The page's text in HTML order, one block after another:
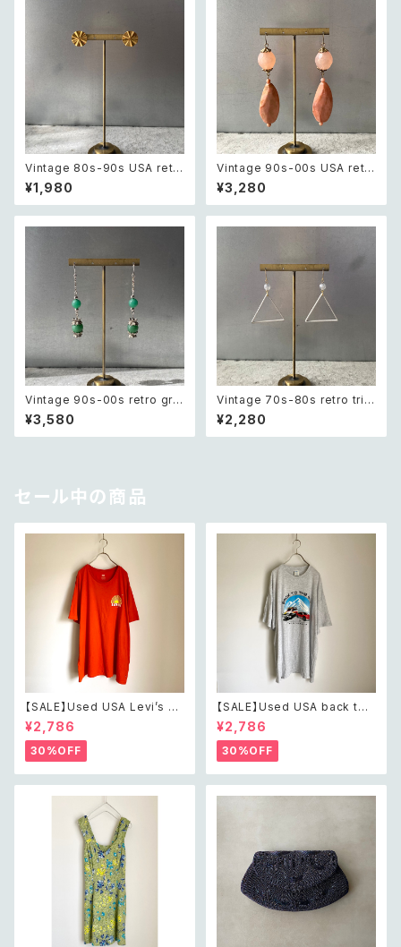
Vintage 80s-90s USA retr
o sun design pierce レトロ
アメリカ ヴィンテージ アクセサ
リー 太陽 デザイン ピアス
¥1,980
Vintage 90s-00s USA retr
o pink×gold marble beads
pierce レトロ アメリカ ヴィン
テージ アクセサリー ピンク×ゴ
¥3,280
Vintage 90s-00s retro gre
en aventurine pierce レトロ
ヴィンテージ アクセサリー 天然
石 グリーンアベンチュリン ピア
¥3,580
Vintage 70s-80s retro tria
ngle design beads pierce
レトロ ヴィンテージ アクセサリ
ー トライアングル デザイン ビー
¥2,280
セール中の商品
【SALE】Used USA Levi’s su
nrise design orange t shirt
レトロ アメリカ ユーズド 古着
リーバイス サンライズ デザイン
オレンジ Tシャツ XXL
¥2,786
30%OFF
【SALE】Used USA back to t
he 80s car design t shirt レ
トロ アメリカ ユーズド 古着 カ
ーデザイン ライトグレー Tシャ
ツ XXL
¥2,786
30%OFF